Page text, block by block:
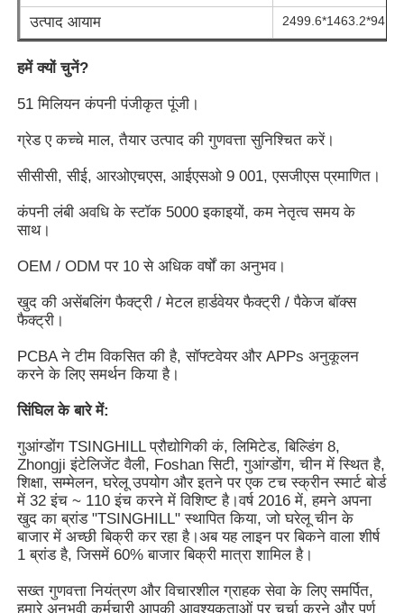
उत्पाद
वीडियो
हमारे बारे में
फैक्टरी यात्रा
गुणवत्ता नियंत्रण
एक बोली का अनुरोध
इंटरएक्टिव डिजिटल ब्लैकबोर्ड
शिक्षा इंटरएक्टिव व्हाइटबोर्ड
उत्पाद आयाम
2499.6*1463.2*94.4
हमें क्यों चुनें?
51 मिलियन कंपनी पंजीकृत पूंजी।
ग्रेड ए कच्चे माल, तैयार उत्पाद की गुणवत्ता सुनिश्चित करें।
सीसीसी, सीई, आरओएचएस, आईएसओ 9 001, एसजीएस प्रमाणित।
कंपनी लंबी अवधि के स्टॉक 5000 इकाइयों, कम नेतृत्व समय के
साथ।
OEM / ODM पर 10 से अधिक वर्षों का अनुभव।
खुद की असेंबलिंग फैक्ट्री / मेटल हार्डवेयर फैक्ट्री / पैकेज बॉक्स
फैक्ट्री।
PCBA ने टीम विकसित की है, सॉफ्टवेयर और APPs अनुकूलन
करने के लिए समर्थन किया है।
सिंघिल के बारे में:
गुआंग्डोंग TSINGHILL प्रौद्योगिकी कं, लिमिटेड, बिल्डिंग 8,
Zhongji इंटेलिजेंट वैली, Foshan सिटी, गुआंग्डोंग, चीन में स्थित है,
शिक्षा, सम्मेलन, घरेलू उपयोग और इतने पर एक टच स्क्रीन स्मार्ट बोर्ड
में 32 इंच ~ 110 इंच करने में विशिष्ट है।वर्ष 2016 में, हमने अपना
खुद का ब्रांड "TSINGHILL" स्थापित किया, जो घरेलू चीन के
बाजार में अच्छी बिक्री कर रहा है।अब यह लाइन पर बिकने वाला शीर्ष
1 ब्रांड है, जिसमें 60% बाजार बिक्री मात्रा शामिल है।
सख्त गुणवत्ता नियंत्रण और विचारशील ग्राहक सेवा के लिए समर्पित,
हमारे अनुभवी कर्मचारी आपकी आवश्यकताओं पर चर्चा करने और पूर्ण